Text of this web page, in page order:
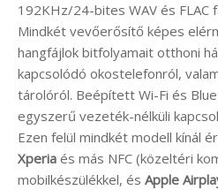
192KHz/24-bites WAV és FLAC
Mindkét vevőerősítő képes
hangfájlok bitfolyamait otthoni
kapcsolódó okostelefonról,
tárolóról. Beépített Wi-Fi és
egyszerű vezeték-nélküli
Ezen felül mindkét modell kínál
Xperia és más NFC (közeltéri
mobilkészülékkel, és Apple